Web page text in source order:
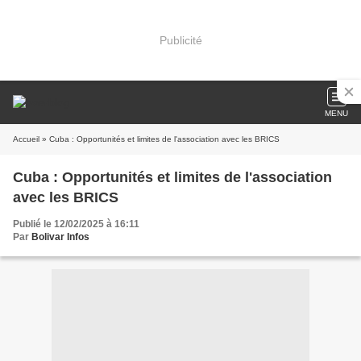
Publicité
MENU
Accueil » Cuba : Opportunités et limites de l'association avec les BRICS
Cuba : Opportunités et limites de l'association
avec les BRICS
Publié le 12/02/2025 à 16:11
Par Bolivar Infos